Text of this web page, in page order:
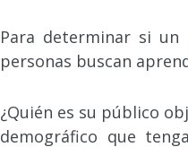
Para determinar si
personas buscan
¿Quién es su público
demográfico que